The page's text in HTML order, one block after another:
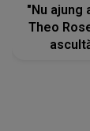
"Nu ajung
Theo